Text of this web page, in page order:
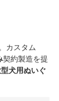
カスタム
契約製造を提
犬用ぬいぐ